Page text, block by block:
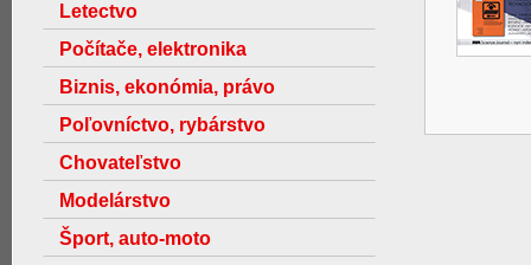
Letectvo
Počítače, elektronika
Biznis, ekonómia, právo
Poľovníctvo, rybárstvo
Chovateľstvo
Modelárstvo
Šport, auto-moto